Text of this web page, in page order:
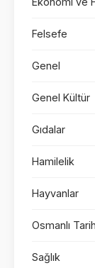
Felsefe
Genel
Genel Kültür
Gıdalar
Hamilelik
Hayvanlar
Osmanlı
Sağlık